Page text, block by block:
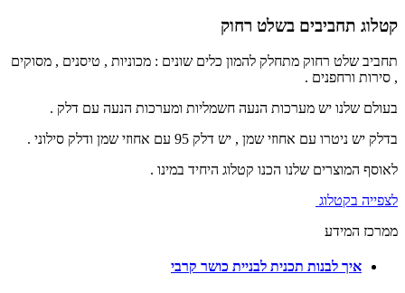
קטלוג תחביבים בשלט רחוק
תחביב שלט רחוק מתחלק להמון כלים שונים : מכוניות , טיסנים , מסוקים
, סירות ורחפנים .
בעולם שלנו יש מערכות הנעה חשמליות ומערכות הנעה עם דלק .
בדלק יש ניטרו עם אחוזי שמן , יש דלק 95 עם אחוזי שמן ודלק סילוני .
לאוסף המוצרים שלנו הכנו קטלוג היחיד במינו .
לצפייה בקטלוג
ממרכז המידע
איך לבנות תכנית לבניית כושר קרבי